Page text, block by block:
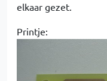
elkaar gezet.
Printje: